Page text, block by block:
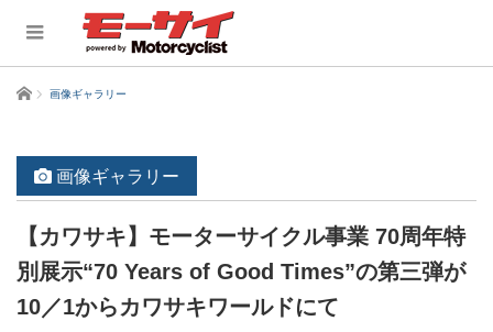
ホーム 画像ギャラリー
画像ギャラリー
【カワサキ】モーターサイクル事業 70周年特
別展示“70 Years of Good Times”の第三弾が
10／1からカワサキワールドにて